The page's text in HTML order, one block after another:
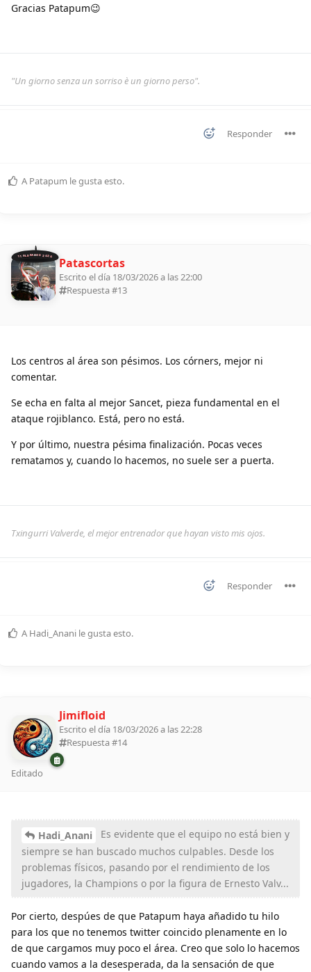
Gracias Patapum😉
"Un giorno senza un sorriso è un giorno perso".
Responder
A Patapum le gusta esto.
11 ALDEANOS 2026 Patascortas
Escrito el día 18/03/2026 a las 22:00
Respuesta #13
Los centros al área son pésimos. Los córners, mejor ni
comentar.
Se echa en falta al mejor Sancet, pieza fundamental en el
ataque rojiblanco. Está, pero no está.
Y por último, nuestra pésima finalización. Pocas veces
rematamos y, cuando lo hacemos, no suele ser a puerta.
Txingurri Valverde, el mejor entrenador que hayan visto mis ojos.
Responder
A Hadi_Anani le gusta esto.
Jimifloid
Escrito el día 18/03/2026 a las 22:28
Respuesta #14
Editado
Hadi_Anani
Es evidente que el equipo no está bien y
siempre se han buscado muchos culpables. Desde los
problemas físicos, pasando por el rendimiento de los
jugadores, la Champions o por la figura de Ernesto Valv...
Por cierto, despúes de que Patapum haya añadido tu hilo
para los que no tenemos twitter coincido plenamente en lo
de que cargamos muy poco el área. Creo que solo lo hacemos
cuando vamos a la desesperada, da la sensación de que